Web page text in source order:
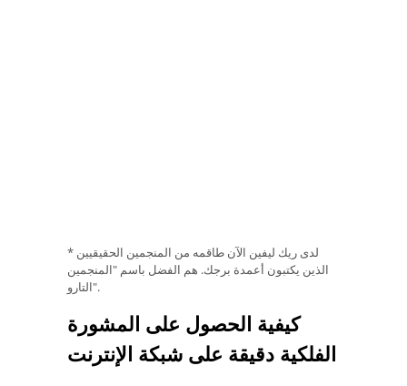
* لدى ريك ليفين الآن طاقمه من المنجمين الحقيقيين
الذين يكتبون أعمدة برجك. هم الفضل باسم "المنجمين
التارو".
كيفية الحصول على المشورة
الفلكية دقيقة على شبكة الإنترنت